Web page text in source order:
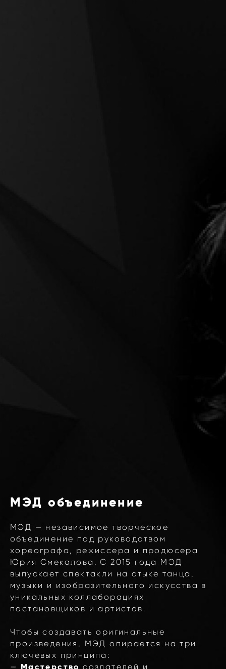
МЭД объединение
МЭД — независимое творческое
объединение под руководством
хореографа, режиссера и продюсера
Юрия Смекалова. С 2015 года МЭД
выпускает спектакли на стыке танца,
музыки и изобразительного искусства в
уникальных коллаборациях
постановщиков и артистов.
Чтобы создавать оригинальные
произведения, МЭД опирается на три
ключевых принципа:
—
создателей и